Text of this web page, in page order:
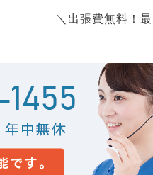
＼出張費無料！